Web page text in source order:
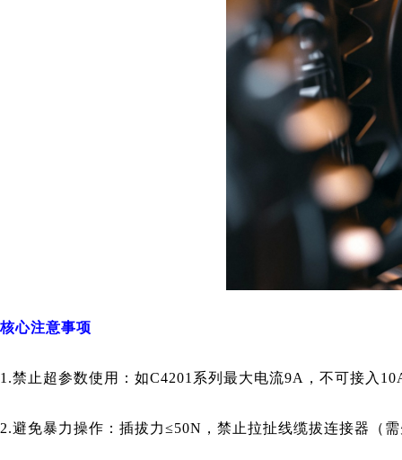
核心注意事项
1.禁止超参数使用：如C4201系列最大电流9A，不可接入
2.避免暴力操作：插拔力≤50N，禁止拉扯线缆拔连接器（